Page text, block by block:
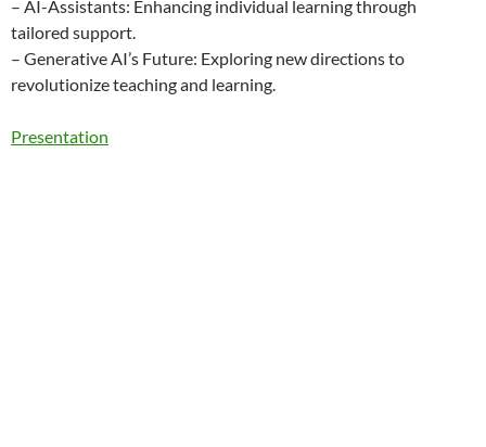
– AI-Assistants: Enhancing individual learning through
tailored support.
– Generative AI’s Future: Exploring new directions to
revolutionize teaching and learning.
Presentation